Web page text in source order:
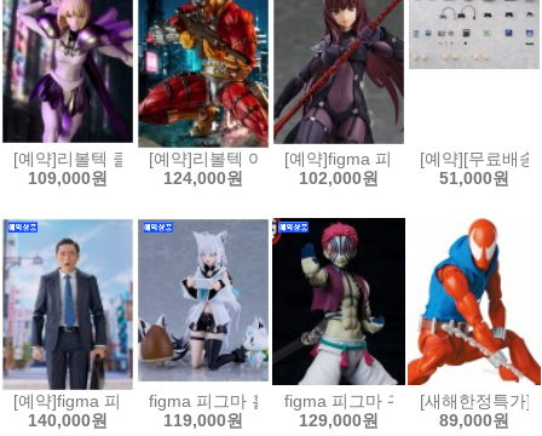
[예약]리볼텍 클레이모어 - 클레어 [4537807221216]
109,000원
[예약]리볼텍 어메이징 야마구치 DC 코믹스 데스샷
124,000원
[예약]figma 피그마 Fate/Grand
102,000원
[예약][무료배
51,000원
[예약]figma 피그마 고독한 미식가 - 이노가시라 고로 마츠시게 유타
140,000원
figma 피그마 홀로라이브 - 시라카미 후부키
119,000원
figma 피그마 귀멸의 칼날 - 아카
129,000원
[새해한정특가
89,000원